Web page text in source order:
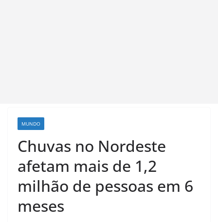
MUNDO
Chuvas no Nordeste
afetam mais de 1,2
milhão de pessoas em 6
meses